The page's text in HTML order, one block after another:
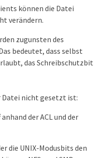
können die Datei
verändern.
zugunsten des
bedeutet, dass selbst
das Schreibschutzbit
Datei nicht gesetzt ist:
der ACL und der
die UNIX-Modusbits den